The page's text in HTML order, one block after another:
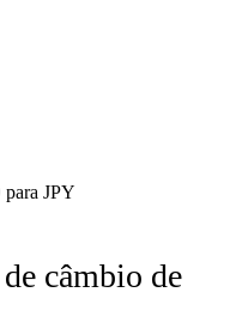
para JPY
câmbio de